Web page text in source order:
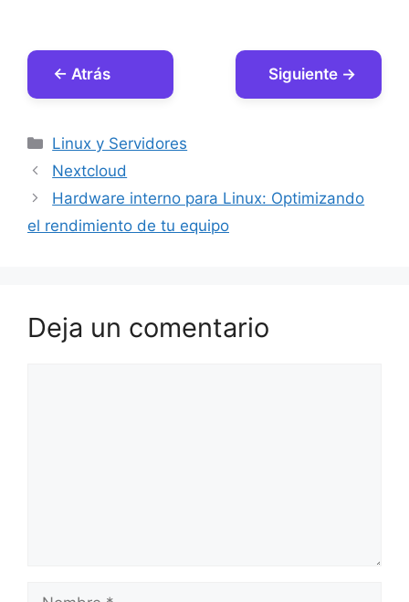
← Atrás Siguiente →
Categorías
Linux y Servidores
Nextcloud
Hardware interno para Linux: Optimizando
el rendimiento de tu equipo
Deja un comentario
Nombre